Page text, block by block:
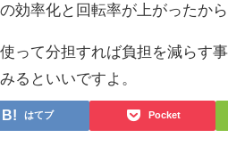
効率化と回転率が上がったから
って分担すれば負担を減らす
るといいですよ。
はてブ Pocket